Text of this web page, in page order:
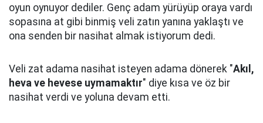
oyun oynuyor dediler. Genç adam yürüyüp oraya vardı
sopasına at gibi binmiş veli zatın yanına yaklaştı ve
ona senden bir nasihat almak istiyorum dedi.
Veli zat adama nasihat isteyen adama dönerek "Akıl,
heva ve hevese uymamaktır" diye kısa ve öz bir
nasihat verdi ve yoluna devam etti.